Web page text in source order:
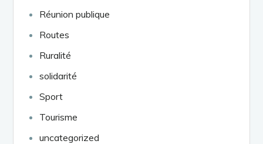
Réunion publique
Routes
Ruralité
solidarité
Sport
Tourisme
uncategorized